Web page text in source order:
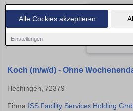
Alle Cookies akzeptieren
Einstellungen
Koch (m/w/d) - Ohne
Hechingen, 72379
Firma:ISS Facility Services Holding